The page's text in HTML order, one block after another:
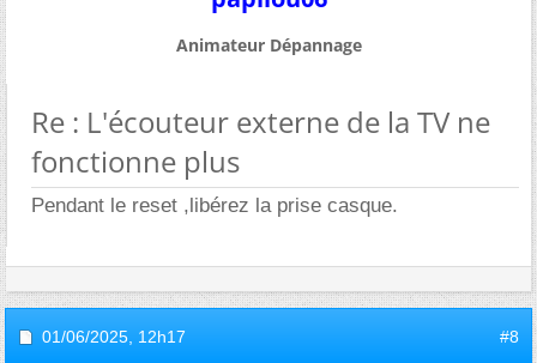
Animateur Dépannage
Re : L'écouteur externe de la TV ne
fonctionne plus
Pendant le reset ,libérez la prise casque.
01/06/2025, 12h17 #8